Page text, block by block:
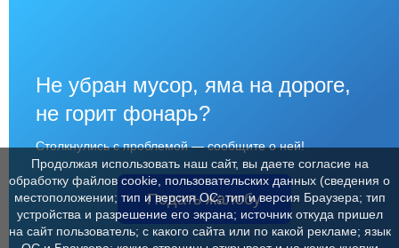
Не убран мусор, яма на дороге,
не горит фонарь?
Столкнулись с проблемой — сообщите о ней!
Подать жалобу
Продолжая использовать наш сайт, вы даете согласие на
обработку файлов cookie, пользовательских данных (сведения о
местоположении; тип и версия ОС; тип и версия Браузера; тип
устройства и разрешение его экрана; источник откуда пришел
на сайт пользователь; с какого сайта или по какой рекламе; язык